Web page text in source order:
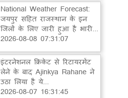
National Weather Forecast:
जयपुर सहित राजस्थान के इन
जिलों के लिए जारी हुआ है भारी...
2026-08-08 07:31:07
इंटरनेशनल क्रिकेट से रिटायरमेंट
लेने के बाद Ajinkya Rahane ने
उठा लिया है ये...
2026-08-07 16:31:45